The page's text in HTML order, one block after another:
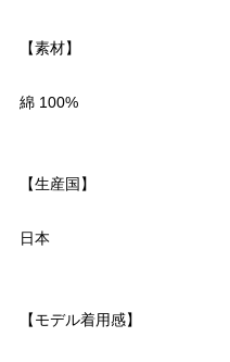
【素材】
綿 100%
【生産国】
日本
【モデル着用感】